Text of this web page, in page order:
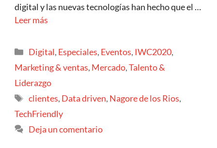
digital y las nuevas tecnologías han hecho que el …
Leer más
Digital, Especiales, Eventos, IWC2020,
Marketing & ventas, Mercado,Talento &
Liderazgo
clientes, Data driven, Nagore de los Rios,
TechFriendly
Deja un comentario